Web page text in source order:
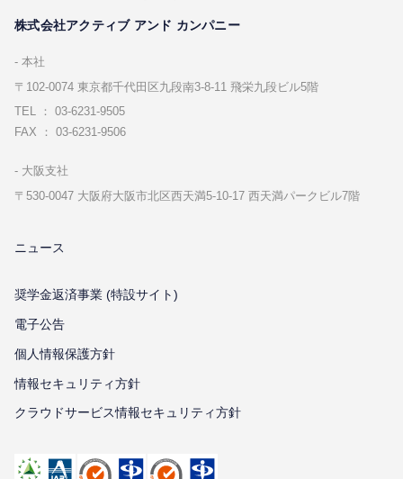
株式会社アクティブ アンド カンパニー
本社
〒102-0074 東京都千代⽥区九段南3-8-11 飛栄九段ビル5階
TEL ： 03-6231-9505
FAX ： 03-6231-9506
⼤阪⽀社
〒530-0047 ⼤阪府⼤阪市北区⻄天満5-10-17 ⻄天満パークビル7階
ニュース
奨学金返済事業 (特設サイト)
電子公告
個⼈情報保護⽅針
情報セキュリティ⽅針
クラウドサービス情報セキュリティ方針